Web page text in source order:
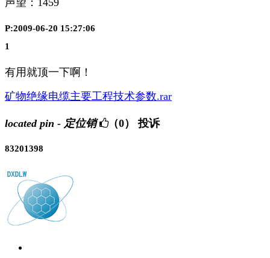
声望： 1459
P:2009-06-20 15:27:06
1
有用就顶一下啊！
矿物绝缘电缆主要工程技术参数.rar
located pin - 定位销 （0） 投诉
83201398